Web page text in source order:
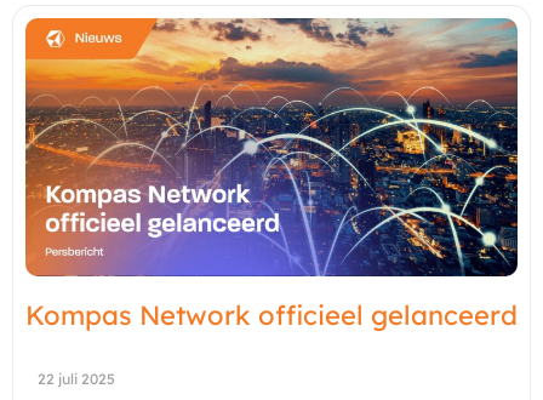
Kompas Network officieel gelanceerd
22 juli 2025